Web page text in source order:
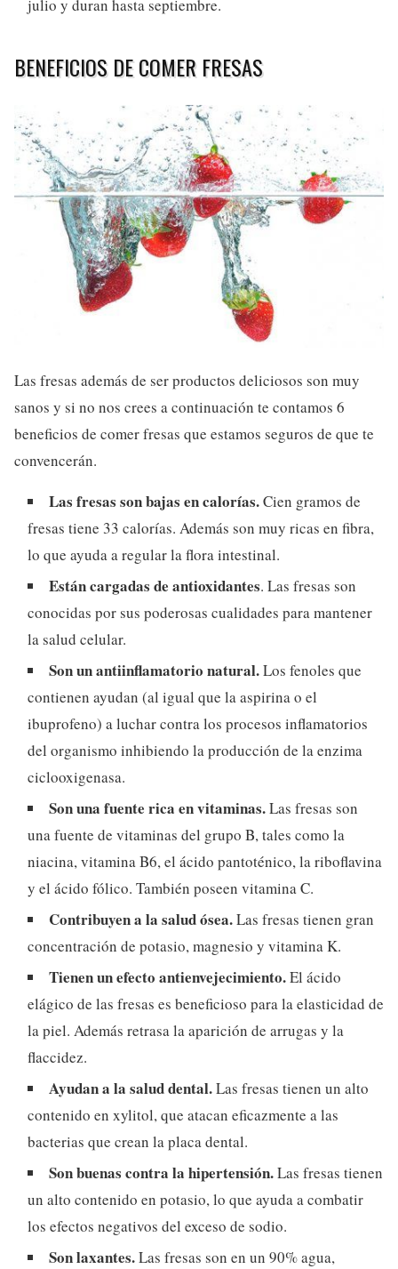
julio y duran hasta septiembre.
BENEFICIOS DE COMER FRESAS
Las fresas además de ser productos deliciosos son muy
sanos y si no nos crees a continuación te contamos 6
beneficios de comer fresas que estamos seguros de que te
convencerán.
Las fresas son bajas en calorías.Cien gramos de
fresas tiene 33 calorías. Además son muy ricas en fibra,
lo que ayuda a regular la flora intestinal.
Están cargadas de antioxidantes. Las fresas son
conocidas por sus poderosas cualidades para mantener
la salud celular.
Son un antiinflamatorio natural.Los fenoles que
contienen ayudan (al igual que la aspirina o el
ibuprofeno) a luchar contra los procesos inflamatorios
del organismo inhibiendo la producción de la enzima
ciclooxigenasa.
Son una fuente rica en vitaminas.Las fresas son
una fuente de vitaminas del grupo B, tales como la
niacina, vitamina B6, el ácido pantoténico, la riboflavina
y el ácido fólico. También poseen vitamina C.
Contribuyen a la salud ósea.Las fresas tienen gran
concentración de potasio, magnesio y vitamina K.
Tienen un efecto antienvejecimiento.El ácido
elágico de las fresas es beneficioso para la elasticidad de
la piel. Además retrasa la aparición de arrugas y la
flaccidez.
Ayudan a la salud dental.Las fresas tienen un alto
contenido en xylitol, que atacan eficazmente a las
bacterias que crean la placa dental.
Son buenas contra la hipertensión.Las fresas tienen
un alto contenido en potasio, lo que ayuda a combatir
los efectos negativos del exceso de sodio.
Son laxantes.Las fresas son en un 90% agua,